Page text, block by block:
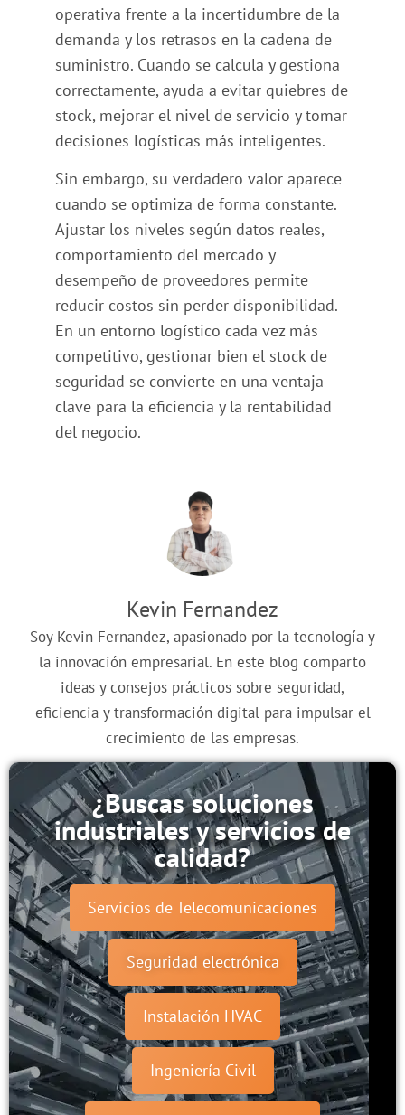
operativa frente a la incertidumbre de la
demanda y los retrasos en la cadena de
suministro. Cuando se calcula y gestiona
correctamente, ayuda a evitar quiebres de
stock, mejorar el nivel de servicio y tomar
decisiones logísticas más inteligentes.
Sin embargo, su verdadero valor aparece
cuando se optimiza de forma constante.
Ajustar los niveles según datos reales,
comportamiento del mercado y
desempeño de proveedores permite
reducir costos sin perder disponibilidad.
En un entorno logístico cada vez más
competitivo, gestionar bien el stock de
seguridad se convierte en una ventaja
clave para la eficiencia y la rentabilidad
del negocio.
Kevin Fernandez
Soy Kevin Fernandez, apasionado por la tecnología y
la innovación empresarial. En este blog comparto
ideas y consejos prácticos sobre seguridad,
eficiencia y transformación digital para impulsar el
crecimiento de las empresas.
¿Buscas soluciones
industriales y servicios de
calidad?
Servicios de Telecomunicaciones
Seguridad electrónica
Instalación HVAC
Ingeniería Civil